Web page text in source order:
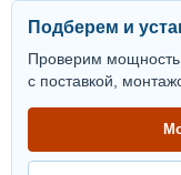
Подберем и
Проверим
с поставкой,